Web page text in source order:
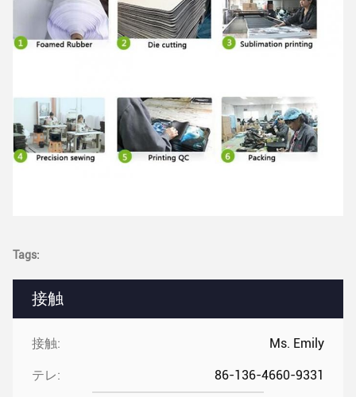
接触
接触: Ms. Emily
テレ: 86-136-4660-9331
Tags: